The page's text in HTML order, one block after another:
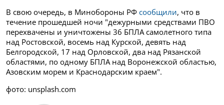
В свою очередь, в Минобороны РФ сообщили, что в
течение прошедшей ночи "дежурными средствами ПВО
перехвачены и уничтожены 36 БПЛА самолетного типа
над Ростовской, восемь над Курской, девять над
Белгородской, 17 над Орловской, два над Рязанской
областями, по одному БПЛА над Воронежской областью,
Азовским морем и Краснодарским краем".
фото: unsplash.com